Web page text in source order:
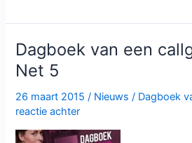
te
zien
bij
één
Dagboek van een
Net 5
26 maart 2015/ Nieuws / Dagboek
reactie achter